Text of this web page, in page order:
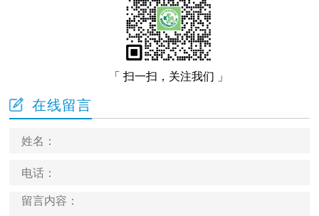
「 扫一扫，关注我们 」
在线留言